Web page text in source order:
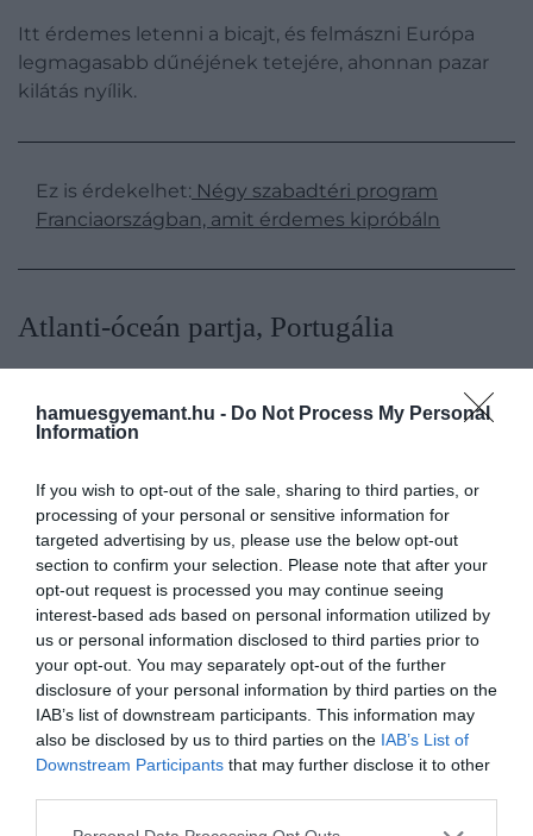
hamuesgyemant.hu - Do Not Process My Personal
Information
If you wish to opt-out of the sale, sharing to third parties, or
processing of your personal or sensitive information for
targeted advertising by us, please use the below opt-out
section to confirm your selection. Please note that after your
opt-out request is processed you may continue seeing
interest-based ads based on personal information utilized by
us or personal information disclosed to third parties prior to
your opt-out. You may separately opt-out of the further
disclosure of your personal information by third parties on the
IAB’s list of downstream participants. This information may
also be disclosed by us to third parties on the IAB’s List of
Downstream Participants that may further disclose it to other
Please note that this website/app uses one or more Google
Itt érdemes letenni a bicajt, és felmászni Európa
legmagasabb dűnéjének tetejére, ahonnan pazar
kilátás nyílik.
Ez is érdekelhet: Négy szabadtéri program
Franciaországban, amit érdemes kipróbáln
Atlanti-óceán partja, Portugália
útvonal Norvégiától Portugáliáig tart, hat országon
át vezet az Atlanti-óceán partját követve. Az út
kellemes és simogatóan meleg már koratavasszal is.
Persze erős szélre számítani kell itt is, a csodálatos
panoráma azonban mindenért kárpótol. Az EuroVelo
1 ezen szakasza több mint 200 kilométernyi csodás
tengerparton halad végig (a spanyol határon
található Huelvától Sagresig tart), és teljes
egészében átszeli Algarvét. A naptejet ne hagyd
otthon, mert délen már igen erős a nap ilyenkor is,
kár lenne napégéssel elrontani egy tavaszi biciklis
túrát!